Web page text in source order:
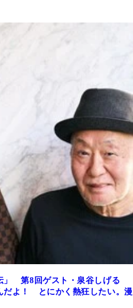
」 第8回ゲスト・泉谷しげる
だよ！ とにかく熱狂したい。漫